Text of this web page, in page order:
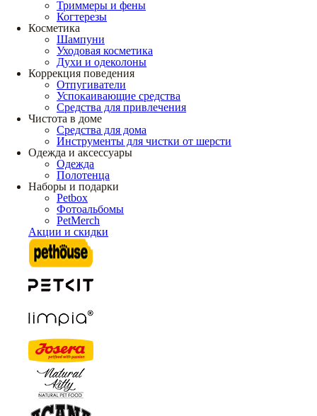
Триммеры и фены
Когтерезы
Косметика
Шампуни
Уходовая косметика
Духи и одеколоны
Коррекция поведения
Отпугиватели
Успокаивающие средства
Средства для привлечения
Чистота в доме
Средства для дома
Инструменты для чистки от шерсти
Одежда и аксессуары
Одежда
Полотенца
Наборы и подарки
Petbox
Фотоальбомы
PetMerch
Акции и скидки